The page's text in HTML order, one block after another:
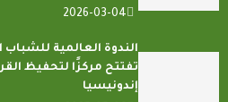
2026-03-04
الندوة العالمية للشباب
تفتتح مركزًا لتحفيظ
إندونيسيا